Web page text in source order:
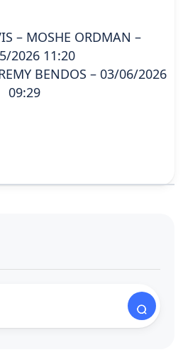
– MOSHE ORDMAN –
2026 11:20
BENDOS – 03/06/2026
09:29